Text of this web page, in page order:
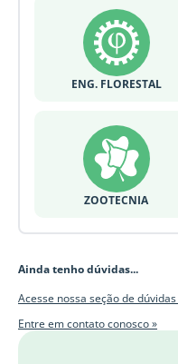
ENG. FLORESTAL
ZOOTECNIA
Ainda tenho dúvidas...
Acesse nossa seção de
Entre em contato conosco »